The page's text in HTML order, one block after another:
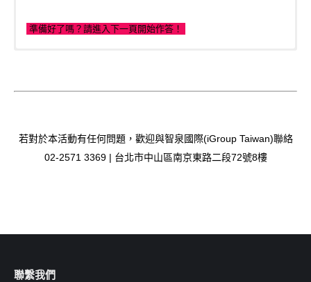
準備好了嗎？請進入下一頁開始作答！
若對於本活動有任何問題，歡迎與智泉國際(iGroup Taiwan)聯絡
02-2571 3369 | 台北市中山區南京東路二段72號8樓
聯繫我們